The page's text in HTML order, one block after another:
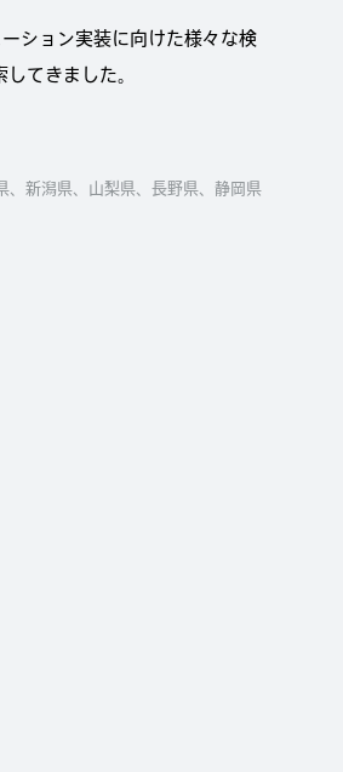
ション実装に向けた様々な検
てきました。
新潟県、山梨県、長野県、静岡県